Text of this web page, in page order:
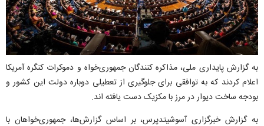
به گزارش پایداری ملی، مذاکره کنندگان جمهوری‌خواه و دموکرات کنگره آمریکا
اعلام کردند که به توافقی برای جلوگیری از تعطیلی دوباره دولت این کشور و
بودجه ساخت دیوار در مرز با مکزیک دست یافته اند.
به گزارش خبرگزاری آسوشیتدپرس، بر اساس گزارش‌ها، جمهوری‌خواهان با